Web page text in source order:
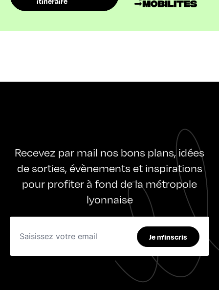
Recevez par mail nos bons plans, idées
de sorties, évènements et inspirations
pour profiter à fond de la métropole
lyonnaise
Je m'inscris